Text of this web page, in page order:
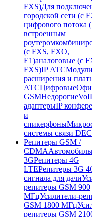
FXS)Для
городской сети (с
цифрового потока
встроенным
роутером
(c FXS, FXO,
E1)аналоговые (с
FXS)IP АТСМодули
расширения и
АТСЦифровые
GSMНедорогие
адаптерыIP
и
спикерфоны
системы связи
Репитеры GSM /
CDMA
3GРепитеры 4G
LTEРепитеры 3G
сигнала для дачи
репитеры GSM 900
МГцУсилители-
GSM 1800 МГц
репитеры GSM